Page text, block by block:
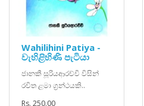
Wahilihini Patiya -
වැහිළිහිණි පැටියා
ජානකී සූරියආරච්චි විසින්
රචිත ළමා ග්‍රන්ථයකි..
Rs. 250.00